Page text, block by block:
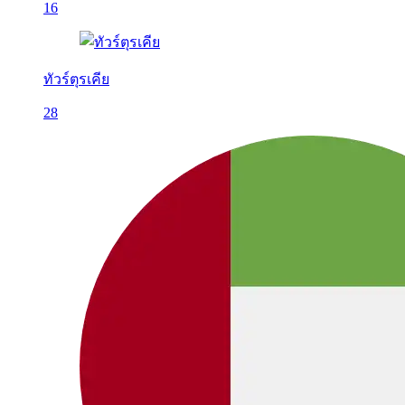
16
ทัวร์ตุรเคีย
28